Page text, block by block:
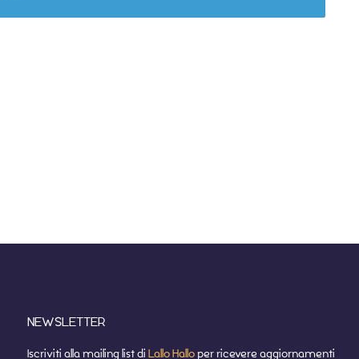
NEWSLETTER
Iscriviti alla mailing list di Lallo Halloper ricevere aggiornamenti